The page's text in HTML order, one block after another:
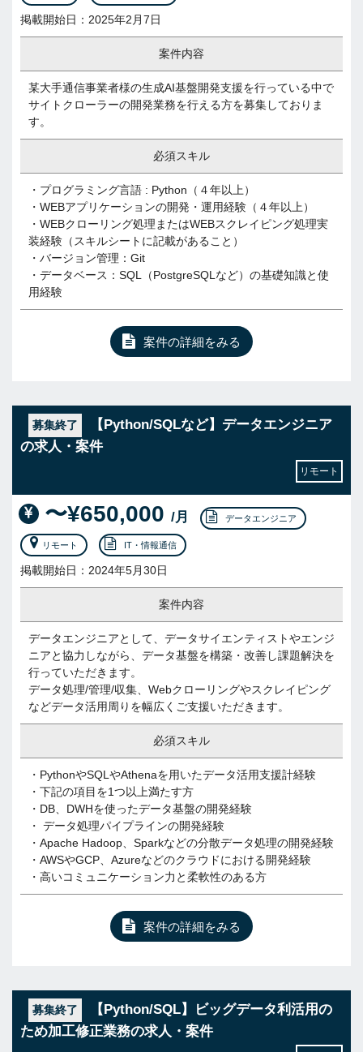
掲載開始日：2025年2月7日
案件内容
某大手通信事業者様の生成AI基盤開発支援を行っている中で
サイトクローラーの開発業務を行える方を募集しておりま
す。
必須スキル
・プログラミング言語 : Python（４年以上）
・WEBアプリケーションの開発・運用経験（４年以上）
・WEBクローリング処理またはWEBスクレイピング処理実
装経験（スキルシートに記載があること）
・バージョン管理：Git
・データベース：SQL（PostgreSQLなど）の基礎知識と使
用経験
案件の詳細をみる
募集終了
【Python/SQLなど】データエンジニア
の求人・案件
リモート
〜¥650,000 /月 データエンジニア
リモート IT・情報通信
掲載開始日：2024年5月30日
案件内容
データエンジニアとして、データサイエンティストやエンジ
ニアと協力しながら、データ基盤を構築・改善し課題解決を
行っていただきます。
データ処理/管理/収集、Webクローリングやスクレイピング
などデータ活用周りを幅広くご支援いただきます。
必須スキル
・PythonやSQLやAthenaを用いたデータ活用支援計経験
・下記の項目を1つ以上満たす方
・DB、DWHを使ったデータ基盤の開発経験
・ データ処理パイプラインの開発経験
・Apache Hadoop、Sparkなどの分散データ処理の開発経験
・AWSやGCP、Azureなどのクラウドにおける開発経験
・高いコミュニケーション力と柔軟性のある方
案件の詳細をみる
募集終了
【Python/SQL】ビッグデータ利活用の
ため加工修正業務の求人・案件